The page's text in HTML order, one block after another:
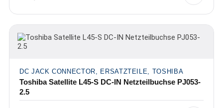
DC JACK CONNECTOR, ERSATZTEILE, TOSHIBA
Toshiba Satellite L45-S DC-IN Netzteilbuchse PJ053-
2.5